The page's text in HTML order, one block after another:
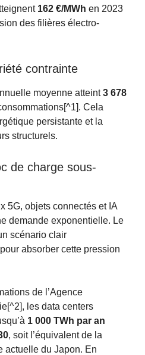
162 €/MWh en 2023
des filières électro-
contrainte
moyenne atteint3 678
Cela
persistante et la
structurels.
de charge sous-
5G, objets connectés et IA
demande exponentielle. Le
scénario clair
absorber cette pression
de l’Agence
les data centers
1 000 TWh par an
, soit l’équivalent de la
actuelle du Japon. En